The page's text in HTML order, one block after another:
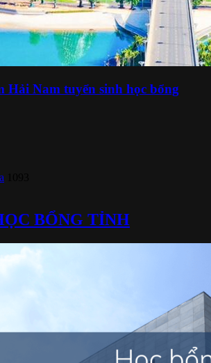
Hải Nam tuyển sinh học bổng
BỔNG TỈNH